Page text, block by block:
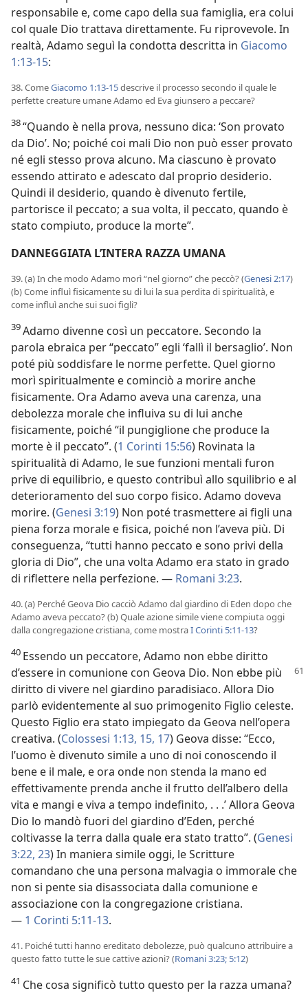
responsabile e, come capo della sua famiglia, era colui
col quale Dio trattava direttamente. Fu riprovevole. In
realtà, Adamo seguì la condotta descritta in Giacomo
1:13-15:
38. ComeGiacomo 1:13-15descrive il processo secondo il quale le
perfette creature umane Adamo ed Eva giunsero a peccare?
38“Quando è nella prova, nessuno dica: ‘Son provato
da Dio’. No; poiché coi mali Dio non può esser provato
né egli stesso prova alcuno. Ma ciascuno è provato
essendo attirato e adescato dal proprio desiderio.
Quindi il desiderio, quando è divenuto fertile,
partorisce il peccato; a sua volta, il peccato, quando è
stato compiuto, produce la morte”.
DANNEGGIATA L’INTERA RAZZA UMANA
39. (a) In che modo Adamo morì “nel giorno” che peccò? (Genesi 2:17)
(b) Come influì fisicamente su di lui la sua perdita di spiritualità, e
come influì anche sui suoi figli?
39Adamo divenne così un peccatore. Secondo la
parola ebraica per “peccato” egli ‘fallì il bersaglio’. Non
poté più soddisfare le norme perfette. Quel giorno
morì spiritualmente e cominciò a morire anche
fisicamente. Ora Adamo aveva una carenza, una
debolezza morale che influiva su di lui anche
fisicamente, poiché “il pungiglione che produce la
morte è il peccato”. (1 Corinti 15:56) Rovinata la
spiritualità di Adamo, le sue funzioni mentali furon
prive di equilibrio, e questo contribuì allo squilibrio e al
deterioramento del suo corpo fisico. Adamo doveva
morire. (Genesi 3:19) Non poté trasmettere ai figli una
piena forza morale e fisica, poiché non l’aveva più. Di
conseguenza, “tutti hanno peccato e sono privi della
gloria di Dio”, che una volta Adamo era stato in grado
di riflettere nella perfezione. — Romani 3:23.
40. (a) Perché Geova Dio cacciò Adamo dal giardino di Eden dopo che
Adamo aveva peccato? (b) Quale azione simile viene compiuta oggi
dalla congregazione cristiana, come mostraI Corinti 5:11-13?
40 Essendo un peccatore, Adamo non ebbe diritto
d’essere in comunione con Geova Dio. Non ebbe più
diritto di vivere nel giardino paradisiaco. Allora Dio
parlò evidentemente al suo primogenito Figlio celeste.
Questo Figlio era stato impiegato da Geova nell’opera
creativa. (Colossesi 1:13, 15, 17) Geova disse: “Ecco,
l’uomo è divenuto simile a uno di noi conoscendo il
bene e il male, e ora onde non stenda la mano ed
effettivamente prenda anche il frutto dell’albero della
vita e mangi e viva a tempo indefinito, . . .’ Allora Geova
Dio lo mandò fuori del giardino d’Eden, perché
coltivasse la terra dalla quale era stato tratto”. (Genesi
3:22, 23) In maniera simile oggi, le Scritture
comandano che una persona malvagia o immorale che
non si pente sia disassociata dalla comunione e
associazione con la congregazione cristiana.
— 1 Corinti 5:11-13.
41. Poiché tutti hanno ereditato debolezze, può qualcuno attribuire a
questo fatto tutte le sue cattive azioni? (Romani 3:23; 5:12)
41 Che cosa significò tutto questo per la razza umana?